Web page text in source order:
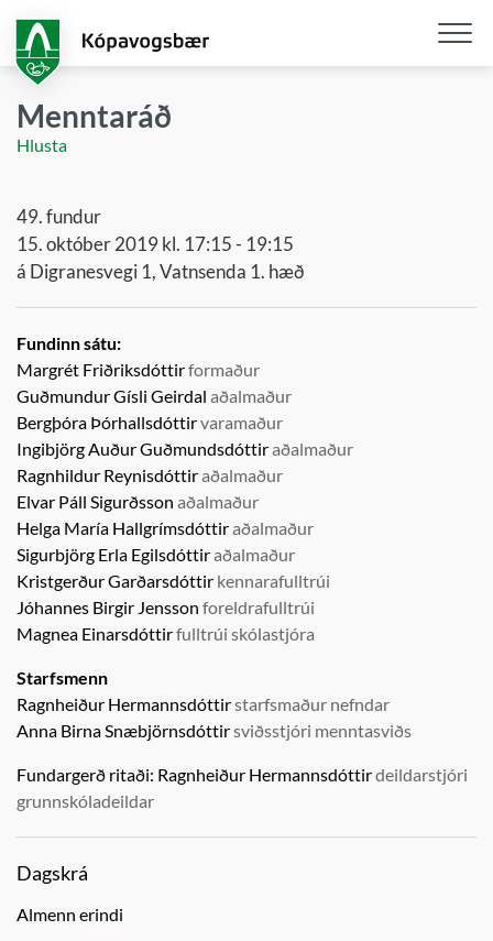
aðalefni
Menntaráð
Hlusta
49. fundur
15. október 2019 kl. 17:15 - 19:15
á Digranesvegi 1, Vatnsenda 1. hæð
Fundinn sátu:
Margrét Friðriksdóttirformaður
Guðmundur Gísli Geirdal aðalmaður
Bergþóra Þórhallsdóttirvaramaður
Ingibjörg Auður Guðmundsdóttiraðalmaður
Ragnhildur Reynisdóttiraðalmaður
Elvar Páll Sigurðsson aðalmaður
Helga María Hallgrímsdóttiraðalmaður
Sigurbjörg Erla Egilsdóttiraðalmaður
Kristgerður Garðarsdóttir kennarafulltrúi
Jóhannes Birgir Jensson foreldrafulltrúi
Magnea Einarsdóttirfulltrúi skólastjóra
Starfsmenn
Ragnheiður Hermannsdóttirstarfsmaður nefndar
Anna Birna Snæbjörnsdóttirsviðsstjóri menntasviðs
Fundargerð ritaði: Ragnheiður Hermannsdóttirdeildarstjóri
grunnskóladeildar
Dagskrá
Almenn erindi
Opna